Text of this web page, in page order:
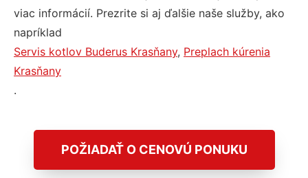
viac informácií. Prezrite si aj ďalšie naše služby, ako
napríklad
Servis kotlov Buderus Krasňany, Preplach kúrenia
Krasňany
.
POŽIADAŤ O CENOVÚ PONUKU